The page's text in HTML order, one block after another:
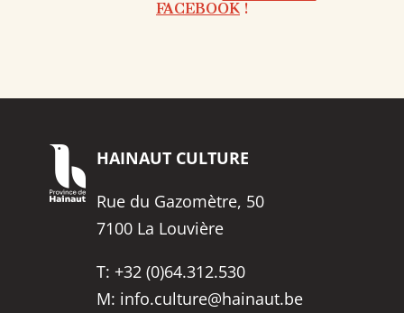
FACEBOOK!
HAINAUT CULTURE
Rue du Gazomètre, 50
7100 La Louvière
T: +32 (0)64.312.530
M: info.culture@hainaut.be